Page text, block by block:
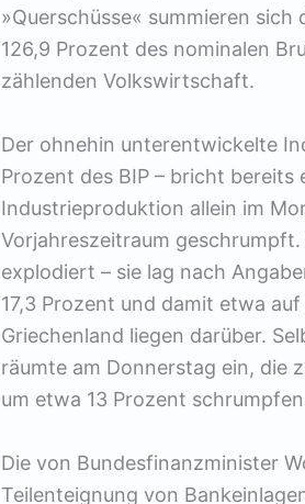
»Querschüsse« summieren
126,9 Prozent des nominalen
zählenden Volkswirtschaft.
Der ohnehin unterentwickelte
Prozent des BIP – bricht
Industrieproduktion allein im
Vorjahreszeitraum
explodiert – sie lag nach
17,3 Prozent und damit etwa
Griechenland liegen darüber.
räumte am Donnerstag ein, die
um etwa 13 Prozent
Die von Bundesfinanzminister
Teilenteignung von